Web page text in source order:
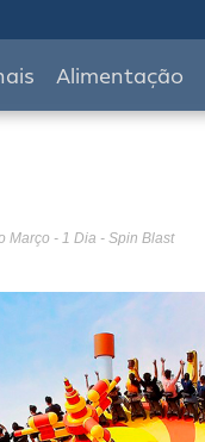
Alimentação
Março - 1 Dia - Spin Blast